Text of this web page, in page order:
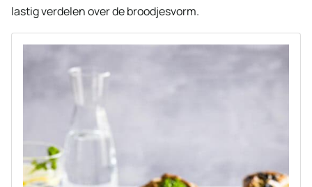
lastig verdelen over de broodjesvorm.